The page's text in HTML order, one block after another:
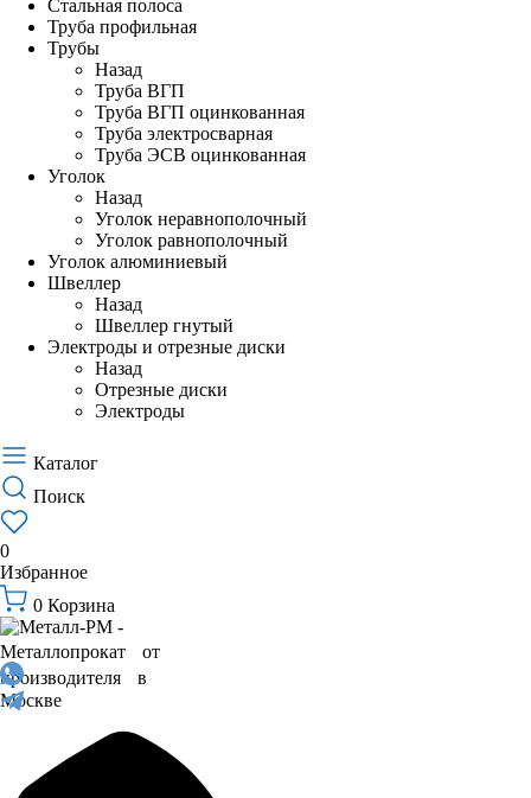
Стальная полоса
Труба профильная
Трубы
Назад
Труба ВГП
Труба ВГП оцинкованная
Труба электросварная
Труба ЭСВ оцинкованная
Уголок
Назад
Уголок неравнополочный
Уголок равнополочный
Уголок алюминиевый
Швеллер
Назад
Швеллер гнутый
Электроды и отрезные диски
Назад
Отрезные диски
Электроды
Каталог
Поиск
0
Избранное
0 Корзина